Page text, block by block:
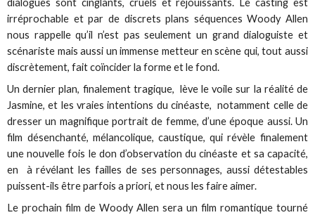
dialogues sont cinglants, cruels et réjouissants. Le casting est
irréprochable et par de discrets plans séquences Woody Allen
nous rappelle qu’il n’est pas seulement un grand dialoguiste et
scénariste mais aussi un immense metteur en scène qui, tout aussi
discrètement, fait coïncider la forme et le fond.
Un dernier plan, finalement tragique, lève le voile sur la réalité de
Jasmine, et les vraies intentions du cinéaste, notamment celle de
dresser un magnifique portrait de femme, d’une époque aussi. Un
film désenchanté, mélancolique, caustique, qui révèle finalement
une nouvelle fois le don d’observation du cinéaste et sa capacité,
en à révélant les failles de ses personnages, aussi détestables
puissent-ils être parfois a priori, et nous les faire aimer.
Le prochain film de Woody Allen sera un film romantique tourné